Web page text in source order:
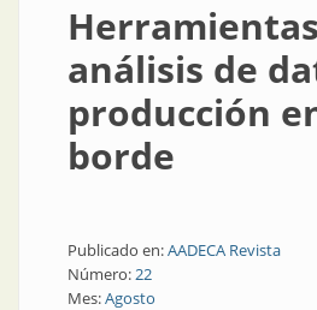
análisis de
producción
borde
Publicado en:AADECA Revista
Número:22
Mes:Agosto